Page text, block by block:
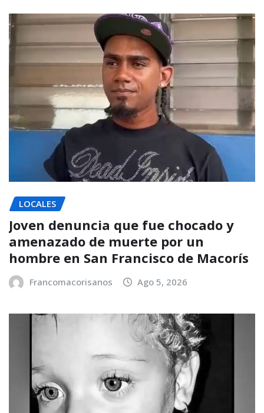
LOCALES
Joven denuncia que fue chocado y
amenazado de muerte por un
hombre en San Francisco de Macorís
Francomacorisanos Ago 5, 2026